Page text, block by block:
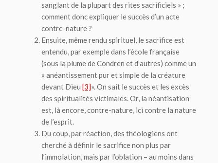
sanglant de la plupart des rites sacrificiels » ;
comment donc expliquer le succès d’un acte
contre-nature ?
Ensuite, même rendu spirituel, le sacrifice est
entendu, par exemple dans l’école française
(sous la plume de Condren et d’autres) comme un
« anéantissement pur et simple de la créature
devant Dieu [3]». On sait le succès et les excès
des spiritualités victimales. Or, la néantisation
est, là encore, contre-nature, ici contre la nature
de l’esprit.
Du coup, par réaction, des théologiens ont
cherché à définir le sacrifice non plus par
l’immolation, mais par l’oblation – au moins dans